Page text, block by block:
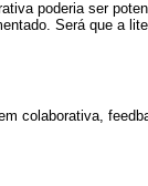
poderia ser
Será que a
colaborativa,